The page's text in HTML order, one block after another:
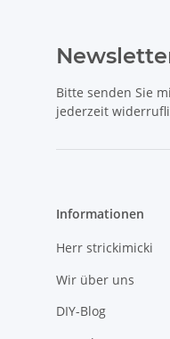
Bitte senden Sie
jederzeit
Informationen
Herr strickimicki
Wir über uns
DIY-Blog